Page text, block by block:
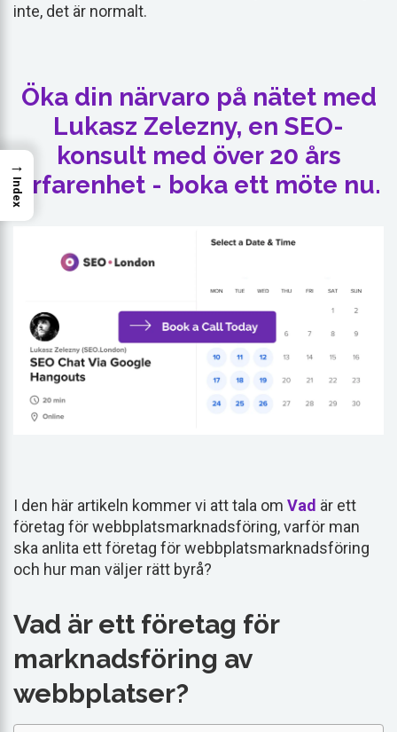
inte, det är normalt.
Öka din närvaro på nätet med
Lukasz Zelezny, en SEO-
konsult med över 20 års
erfarenhet - boka ett möte nu.
I den här artikeln kommer vi att tala om Vad är ett
företag för webbplatsmarknadsföring, varför man
ska anlita ett företag för webbplatsmarknadsföring
och hur man väljer rätt byrå?
Vad är ett företag för
marknadsföring av
webbplatser?
→
Index